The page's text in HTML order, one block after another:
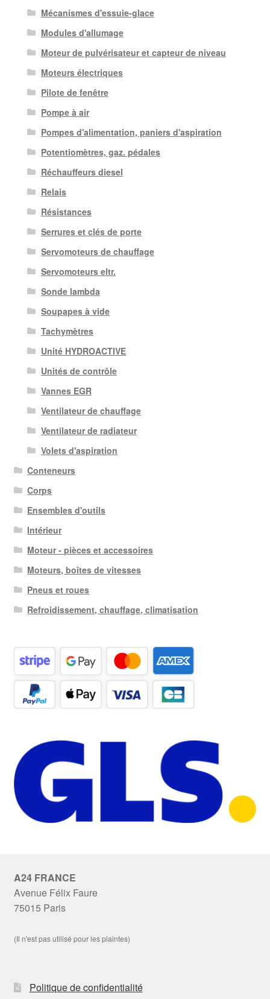
Mécanismes d'essuie-glace
Modules d'allumage
Moteur de pulvérisateur et capteur de niveau
Moteurs électriques
Pilote de fenêtre
Pompe à air
Pompes d'alimentation, paniers d'aspiration
Potentiomètres, gaz. pédales
Réchauffeurs diesel
Relais
Résistances
Serrures et clés de porte
Servomoteurs de chauffage
Servomoteurs eltr.
Sonde lambda
Soupapes à vide
Tachymètres
Unité HYDROACTIVE
Unités de contrôle
Vannes EGR
Ventilateur de chauffage
Ventilateur de radiateur
Volets d'aspiration
Conteneurs
Corps
Ensembles d'outils
Intérieur
Moteur - pièces et accessoires
Moteurs, boîtes de vitesses
Pneus et roues
Refroidissement, chauffage, climatisation
A24 FRANCE
Avenue Félix Faure
75015 Paris
(Il n'est pas utilisé pour les plaintes)
Politique de confidentialité